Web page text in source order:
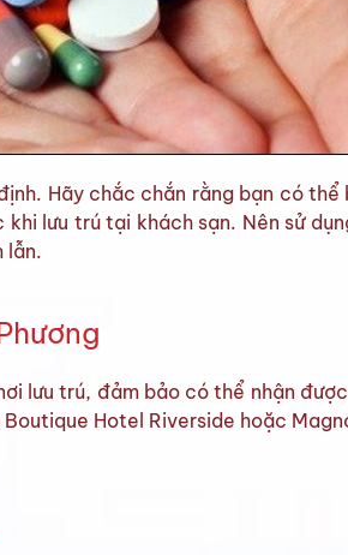
Hãy chắc chắn rằng bạn có thể
lưu trú tại khách sạn. Nên sử
lẫn.
lưu trú, đảm bảo có thể nhận
Hotel Riverside hoặc